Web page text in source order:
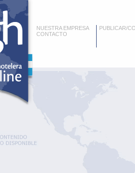
NUESTRA EMPRESA
CONTACTO
PUBLICAR/